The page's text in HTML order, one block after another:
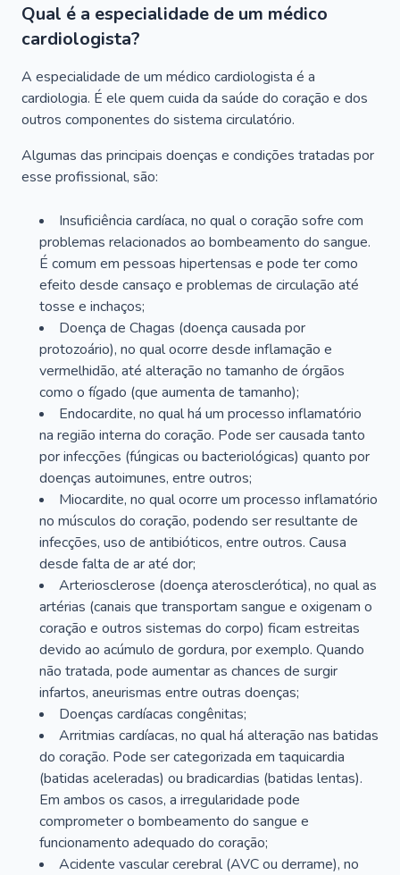
Qual é a especialidade de um médico
cardiologista?
A especialidade de um médico cardiologista é a
cardiologia. É ele quem cuida da saúde do coração e dos
outros componentes do sistema circulatório.
Algumas das principais doenças e condições tratadas por
esse profissional, são:
Insuficiência cardíaca, no qual o coração sofre com
problemas relacionados ao bombeamento do sangue.
É comum em pessoas hipertensas e pode ter como
efeito desde cansaço e problemas de circulação até
tosse e inchaços;
Doença de Chagas (doença causada por
protozoário), no qual ocorre desde inflamação e
vermelhidão, até alteração no tamanho de órgãos
como o fígado (que aumenta de tamanho);
Endocardite, no qual há um processo inflamatório
na região interna do coração. Pode ser causada tanto
por infecções (fúngicas ou bacteriológicas) quanto por
doenças autoimunes, entre outros;
Miocardite, no qual ocorre um processo inflamatório
no músculos do coração, podendo ser resultante de
infecções, uso de antibióticos, entre outros. Causa
desde falta de ar até dor;
Arteriosclerose (doença aterosclerótica), no qual as
artérias (canais que transportam sangue e oxigenam o
coração e outros sistemas do corpo) ficam estreitas
devido ao acúmulo de gordura, por exemplo. Quando
não tratada, pode aumentar as chances de surgir
infartos, aneurismas entre outras doenças;
Doenças cardíacas congênitas;
Arritmias cardíacas, no qual há alteração nas batidas
do coração. Pode ser categorizada em taquicardia
(batidas aceleradas) ou bradicardias (batidas lentas).
Em ambos os casos, a irregularidade pode
comprometer o bombeamento do sangue e
funcionamento adequado do coração;
Acidente vascular cerebral (AVC ou derrame), no